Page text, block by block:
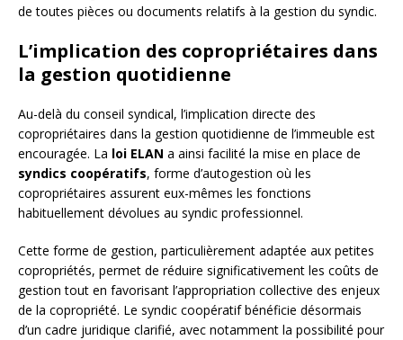
de toutes pièces ou documents relatifs à la gestion du syndic.
L’implication des copropriétaires dans
la gestion quotidienne
Au-delà du conseil syndical, l’implication directe des
copropriétaires dans la gestion quotidienne de l’immeuble est
encouragée. La loi ELAN a ainsi facilité la mise en place de
syndics coopératifs, forme d’autogestion où les
copropriétaires assurent eux-mêmes les fonctions
habituellement dévolues au syndic professionnel.
Cette forme de gestion, particulièrement adaptée aux petites
copropriétés, permet de réduire significativement les coûts de
gestion tout en favorisant l’appropriation collective des enjeux
de la copropriété. Le syndic coopératif bénéficie désormais
d’un cadre juridique clarifié, avec notamment la possibilité pour